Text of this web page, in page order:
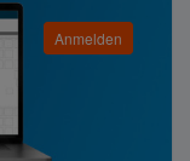
Anmelden